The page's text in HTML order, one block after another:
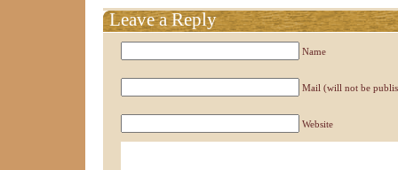
Leave a Reply
Name
Mail (will not be
Website